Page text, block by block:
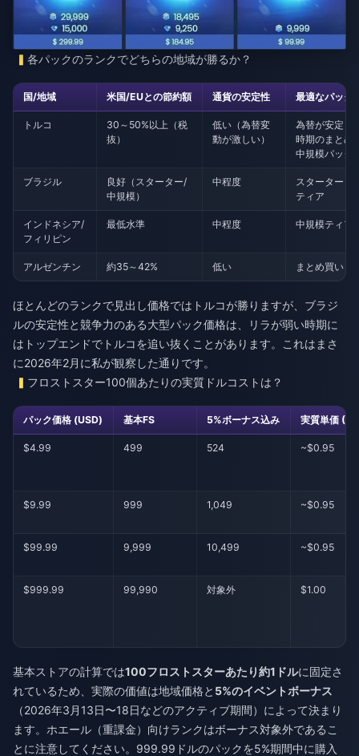
各パックのランクでどちらの地域が勝るか？
国/地域 米国/EUとの節約額 通貨の安定性 最適なパック
トルコ
30～50%以上（税
抜）
低い（為替変
動が激しい）
為替が安定し
時期のまとめ
中規模パック
ブラジル
良好（スターター/
中規模）
中程度
スターター +
ティア
インドネシア/
フィリピン
最低水準 中程度 中規模ティア
アルゼンチン 約35～42% 低い まとめ買い
ほとんどのランクで見出し価格ではトルコが勝りますが、ブラジ
ルの安定性と競争力のある大型パック価格は、リラが弱い時期に
はトップエンドでトルコを追い抜くことがあります。これはまさ
に2026年2月に私が観察した通りです。
フロストスター100個あたりの実質ドルコストは？
パック価格 (USD) 基本FS 5%ボーナス込み 実質単価 ($/
$4.99 499 524 ~$0.95
$9.99 999 1,049 ~$0.95
$99.99 9,999 10,499 ~$0.95
$999.99 99,990 対象外 $1.00
基本ストアの計算では100フロストスターあたり約1ドルに固定さ
れているため、実際の価値は地域価格と 5%のイベントボーナス
（2026年3月13日〜18日などのアクティブ期間）によって決まり
ます。ホエール（重課金）向けランクはボーナス対象外であるこ
とに注意してください。999.99ドルのパックを5%期間中に購入